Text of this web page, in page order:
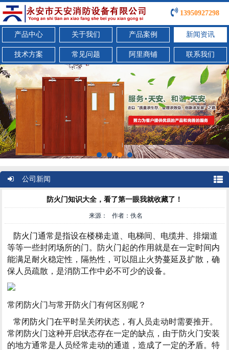
13950927298
产品中心 关于我们 产品案例 新闻资讯
技术方案 常见问题 阿里商铺 联系我们
公司新闻
防火门知识大全，看了第一眼我就收藏了！
来源： 作者：佚名
防火门通常是指设在楼梯走道、电梯间、电缆井、排烟道
等等一些封闭场所的门。防火门起的作用就是在一定时间内
能满足耐火稳定性，隔热性，可以阻止火势蔓延及扩散，确
保人员疏散，是消防工作中必不可少的设备。
常闭防火门与常开防火门有何区别呢？
常闭防火门在平时呈关闭状态，有人员走动时需要推开。
常闭防火门这种开启状态存在一定的缺点，由于防火门安装
的地方通常是人员经常走动的通道，造成了一定的矛盾。特